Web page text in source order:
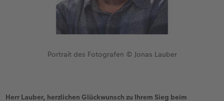
Portrait des Fotografen © Jonas Lauber
Herr Lauber, herzlichen Glückwunsch zu Ihrem Sieg beim